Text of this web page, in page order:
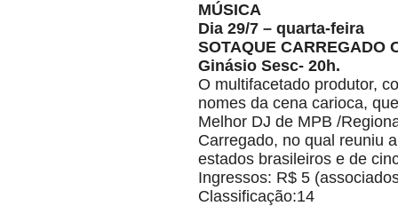
MÚSICA
Dia 29/7 – quarta-feira
SOTAQUE CARREGADO
Ginásio Sesc- 20h.
O multifacetado produtor,
nomes da cena carioca,
Melhor DJ de MPB /
Carregado, no qual reuniu
estados brasileiros e de
Ingressos: R$ 5
Classificação:14